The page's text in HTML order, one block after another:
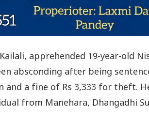
apprehended 19-year-old
absconding after being
a fine of Rs 3,333 for theft.
from Manehara, Dhangadhi